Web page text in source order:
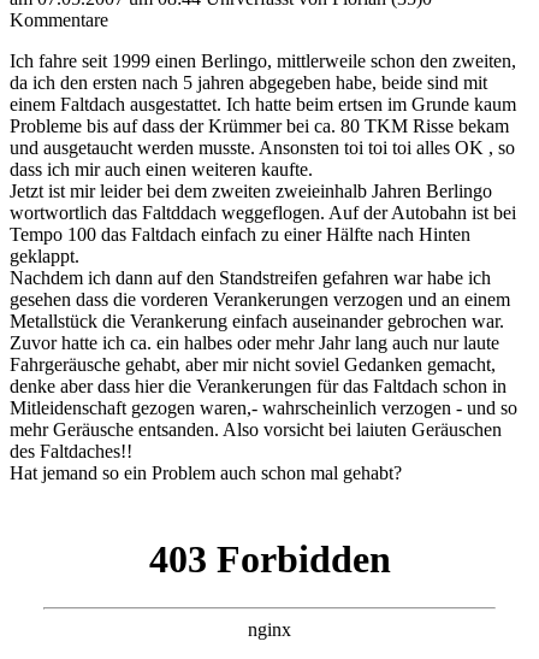
Kommentare
Ich fahre seit 1999 einen Berlingo, mittlerweile schon den zweiten,
da ich den ersten nach 5 jahren abgegeben habe, beide sind mit
einem Faltdach ausgestattet. Ich hatte beim ertsen im Grunde kaum
Probleme bis auf dass der Krümmer bei ca. 80 TKM Risse bekam
und ausgetaucht werden musste. Ansonsten toi toi toi alles OK , so
dass ich mir auch einen weiteren kaufte.
Jetzt ist mir leider bei dem zweiten zweieinhalb Jahren Berlingo
wortwortlich das Faltddach weggeflogen. Auf der Autobahn ist bei
Tempo 100 das Faltdach einfach zu einer Hälfte nach Hinten
geklappt.
Nachdem ich dann auf den Standstreifen gefahren war habe ich
gesehen dass die vorderen Verankerungen verzogen und an einem
Metallstück die Verankerung einfach auseinander gebrochen war.
Zuvor hatte ich ca. ein halbes oder mehr Jahr lang auch nur laute
Fahrgeräusche gehabt, aber mir nicht soviel Gedanken gemacht,
denke aber dass hier die Verankerungen für das Faltdach schon in
Mitleidenschaft gezogen waren,- wahrscheinlich verzogen - und so
mehr Geräusche entsanden. Also vorsicht bei laiuten Geräuschen
des Faltdaches!!
Hat jemand so ein Problem auch schon mal gehabt?